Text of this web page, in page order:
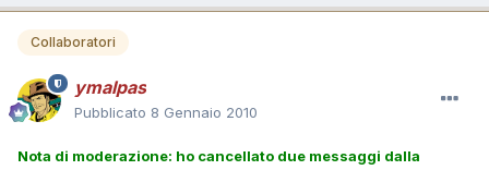
Collaboratori
ymalpas
Pubblicato 8 Gennaio 2010
Nota di moderazione: ho cancellato due messaggi dalla